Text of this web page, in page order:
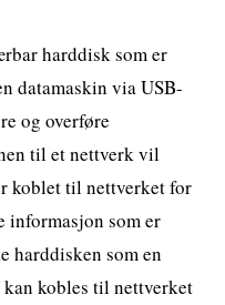
harddisk som er
datamaskin via USB-
og overføre
til et nettverk vil
koblet til nettverket for
informasjon som er
harddisken som en
kobles til nettverket